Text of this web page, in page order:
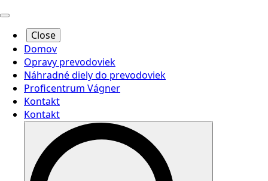
Close
Domov
Opravy prevodoviek
Náhradné diely do prevodoviek
Proficentrum Vágner
Kontakt
Kontakt